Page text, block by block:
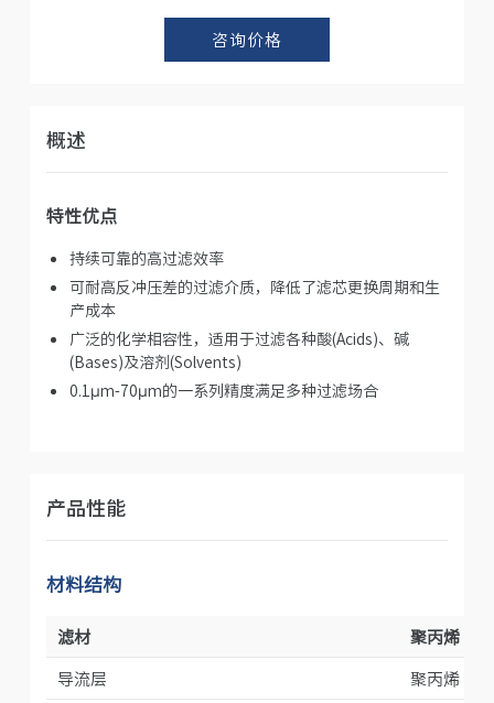
咨询价格
概述
特性优点
持续可靠的高过滤效率
可耐高反冲压差的过滤介质，降低了滤芯更换周期和生
产成本
广泛的化学相容性，适用于过滤各种酸(Acids)、碱
(Bases)及溶剂(Solvents)
0.1μm-70μm的一系列精度满足多种过滤场合
产品性能
材料结构
滤材
聚丙烯
导流层
聚丙烯